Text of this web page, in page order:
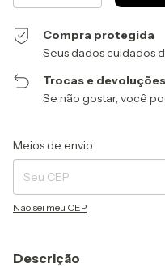
Compra protegida
Seus dados cuidados
Trocas e devoluções
Se não gostar, você
Entregas para o CEP:
Meios de envio
Não sei meu CEP
Descrição